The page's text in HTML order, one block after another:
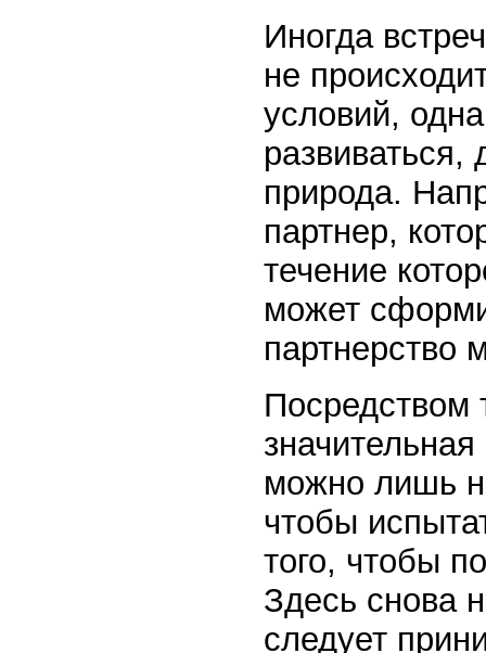
Иногда
не
условий,
развиваться,
природа.
партнер,
течение
может
Посредством
можно лишь
чтобы
того, чтобы
Здесь снова
следует